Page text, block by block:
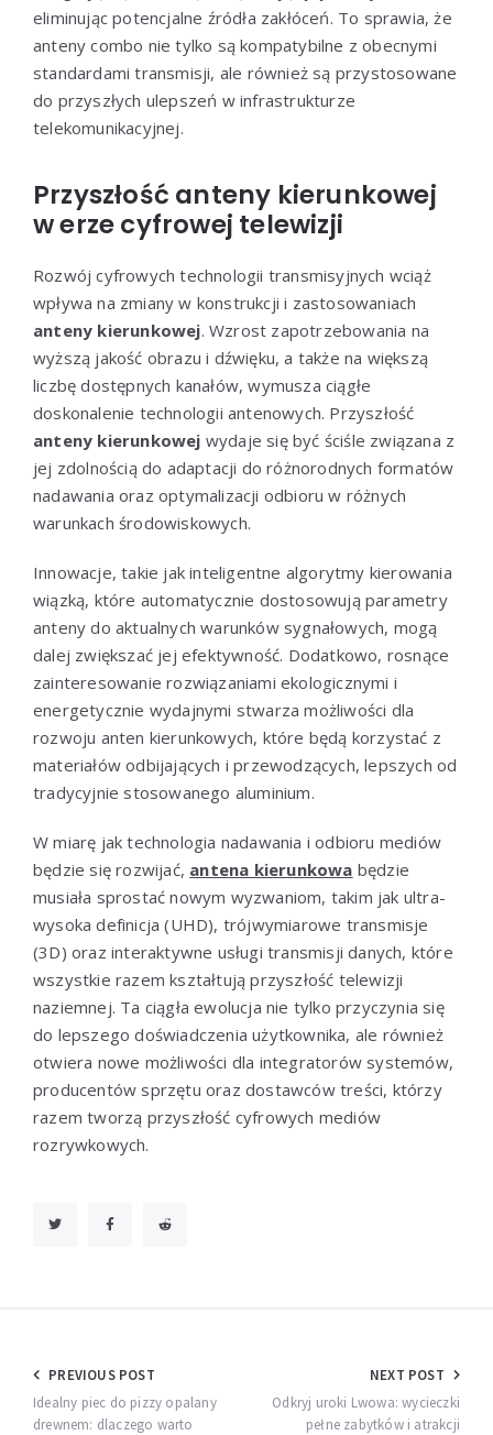
eliminując potencjalne źródła zakłóceń. To sprawia, że
anteny combo nie tylko są kompatybilne z obecnymi
standardami transmisji, ale również są przystosowane
do przyszłych ulepszeń w infrastrukturze
telekomunikacyjnej.
Przyszłość anteny kierunkowej
w erze cyfrowej telewizji
Rozwój cyfrowych technologii transmisyjnych wciąż
wpływa na zmiany w konstrukcji i zastosowaniach
anteny kierunkowej. Wzrost zapotrzebowania na
wyższą jakość obrazu i dźwięku, a także na większą
liczbę dostępnych kanałów, wymusza ciągłe
doskonalenie technologii antenowych. Przyszłość
anteny kierunkowej wydaje się być ściśle związana z
jej zdolnością do adaptacji do różnorodnych formatów
nadawania oraz optymalizacji odbioru w różnych
warunkach środowiskowych.
Innowacje, takie jak inteligentne algorytmy kierowania
wiązką, które automatycznie dostosowują parametry
anteny do aktualnych warunków sygnałowych, mogą
dalej zwiększać jej efektywność. Dodatkowo, rosnące
zainteresowanie rozwiązaniami ekologicznymi i
energetycznie wydajnymi stwarza możliwości dla
rozwoju anten kierunkowych, które będą korzystać z
materiałów odbijających i przewodzących, lepszych od
tradycyjnie stosowanego aluminium.
W miarę jak technologia nadawania i odbioru mediów
będzie się rozwijać, antena kierunkowa będzie
musiała sprostać nowym wyzwaniom, takim jak ultra-
wysoka definicja (UHD), trójwymiarowe transmisje
(3D) oraz interaktywne usługi transmisji danych, które
wszystkie razem kształtują przyszłość telewizji
naziemnej. Ta ciągła ewolucja nie tylko przyczynia się
do lepszego doświadczenia użytkownika, ale również
otwiera nowe możliwości dla integratorów systemów,
producentów sprzętu oraz dostawców treści, którzy
razem tworzą przyszłość cyfrowych mediów
rozrywkowych.
Nawigacja
wpisu
PREVIOUS POST
Idealny piec do pizzy opalany
drewnem: dlaczego warto
NEXT POST
Odkryj uroki Lwowa: wycieczki
pełne zabytków i atrakcji